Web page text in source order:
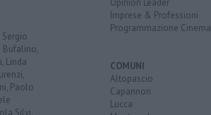
Bufalino,
Linda
Paolo
Imprese & Professioni
Programmazione Cinema
COMUNI
Altopascio
Capannori
Lucca